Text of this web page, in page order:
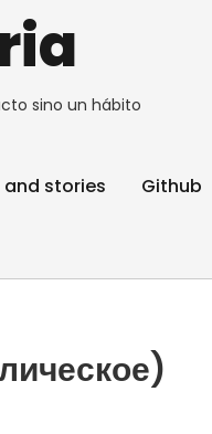
sino un hábito
and stories Github